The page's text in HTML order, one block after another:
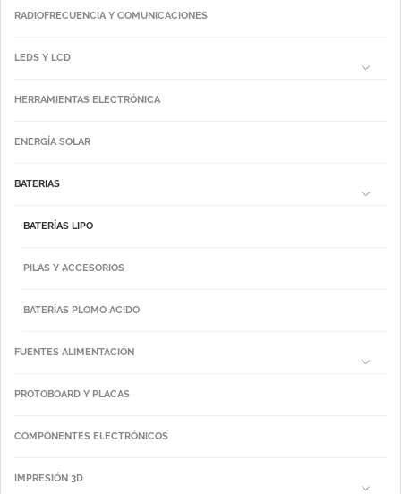
RADIOFRECUENCIA Y COMUNICACIONES
LEDS Y LCD
HERRAMIENTAS ELECTRÓNICA
ENERGÍA SOLAR
BATERIAS
BATERÍAS LIPO
PILAS Y ACCESORIOS
BATERÍAS PLOMO ACIDO
FUENTES ALIMENTACIÓN
PROTOBOARD Y PLACAS
COMPONENTES ELECTRÓNICOS
IMPRESIÓN 3D